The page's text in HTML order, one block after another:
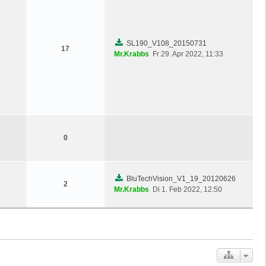
17
SL190_V108_20150731
Mr.Krabbs
Fr 29. Apr 2022, 11:33
0
2
BluTechVision_V1_19_20120626
Mr.Krabbs
Di 1. Feb 2022, 12:50